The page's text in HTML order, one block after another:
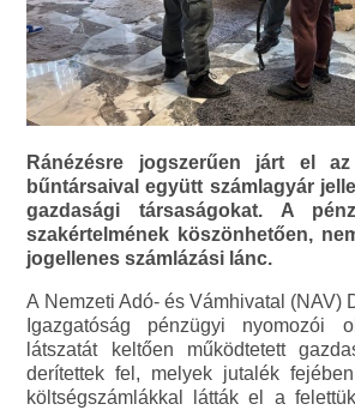
Ránézésre jogszerűen járt el
bűntársaival együtt számlagyár
gazdasági társaságokat. A
szakértelmének köszönhetően,
jogellenes számlázási lánc.
A Nemzeti Adó- és Vámhivatal (NAV)
Igazgatóság pénzügyi nyomozói
látszatát keltően működtetett
derítettek fel, melyek jutalék
költségszámlákkal látták el a